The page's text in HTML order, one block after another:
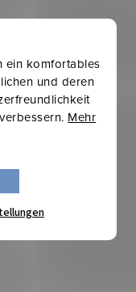
ein komfortables
und deren
Mehr